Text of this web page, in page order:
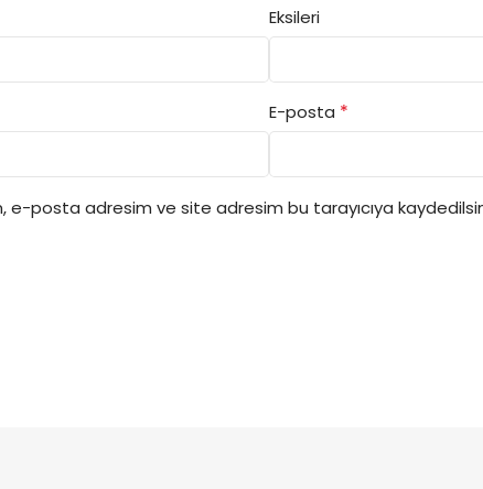
Eksileri
E-posta *
e-posta adresim ve site adresim bu tarayıcıya